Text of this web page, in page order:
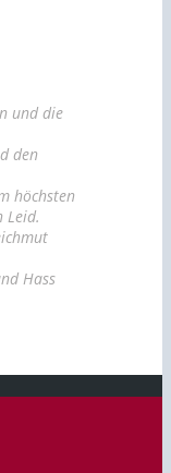
und die
den
höchsten
Leid.
Hass